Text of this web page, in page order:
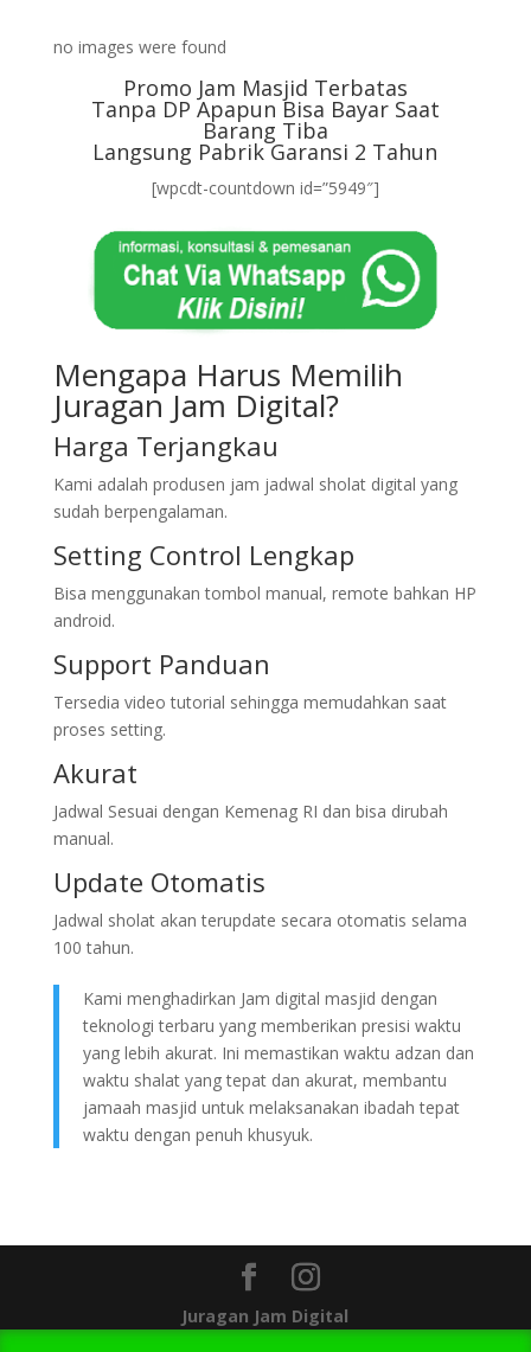
no images were found
Promo Jam Masjid Terbatas
Tanpa DP Apapun Bisa Bayar Saat
Barang Tiba
Langsung Pabrik Garansi 2 Tahun
[wpcdt-countdown id=”5949″]
Mengapa Harus Memilih
Juragan Jam Digital?
Harga Terjangkau
Kami adalah produsen jam jadwal sholat digital yang
sudah berpengalaman.
Setting Control Lengkap
Bisa menggunakan tombol manual, remote bahkan HP
android.
Support Panduan
Tersedia video tutorial sehingga memudahkan saat
proses setting.
Akurat
Jadwal Sesuai dengan Kemenag RI dan bisa dirubah
manual.
Update Otomatis
Jadwal sholat akan terupdate secara otomatis selama
100 tahun.
Kami menghadirkan Jam digital masjid dengan
teknologi terbaru yang memberikan presisi waktu
yang lebih akurat. Ini memastikan waktu adzan dan
waktu shalat yang tepat dan akurat, membantu
jamaah masjid untuk melaksanakan ibadah tepat
waktu dengan penuh khusyuk.
Juragan Jam Digital